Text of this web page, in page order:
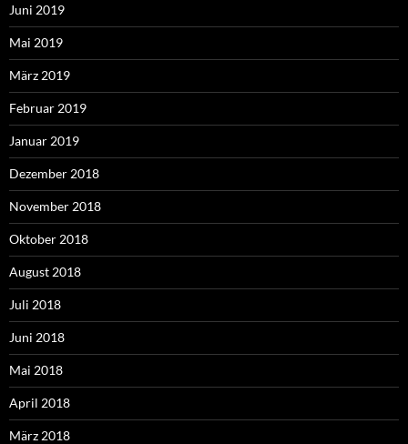
Juni 2019
Mai 2019
März 2019
Februar 2019
Januar 2019
Dezember 2018
November 2018
Oktober 2018
August 2018
Juli 2018
Juni 2018
Mai 2018
April 2018
März 2018